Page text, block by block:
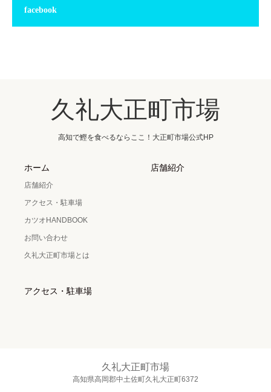
facebook
久礼大正町市場
高知で鰹を食べるならここ！大正町市場公式HP
ホーム
店舗紹介
アクセス・駐車場
カツオHANDBOOK
お問い合わせ
久礼大正町市場とは
店舗紹介
アクセス・駐車場
久礼大正町市場
高知県高岡郡中土佐町久礼大正町6372